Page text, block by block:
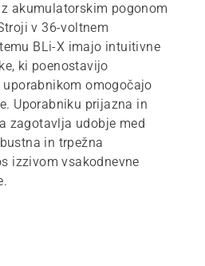
akumulatorskim pogonom
v 36-voltnem
BLi-X imajo intuitivne
ki poenostavijo
omogočajo
Uporabniku prijazna in
zagotavlja udobje med
in trpežna
izzivom vsakodnevne